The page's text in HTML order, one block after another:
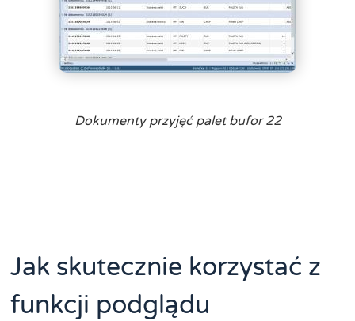
Dokumenty przyjęć palet bufor 22
Jak skutecznie korzystać z
funkcji podglądu